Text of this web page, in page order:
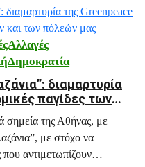
διαμαρτυρία
παγίδες των
σημεία της Αθήνας, με
με στόχο να
αντιμετωπίζουν